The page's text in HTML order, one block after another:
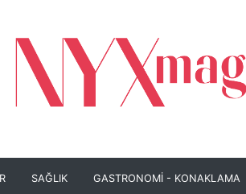
SAĞLIK GASTRONOMİ - KONAKLAMA